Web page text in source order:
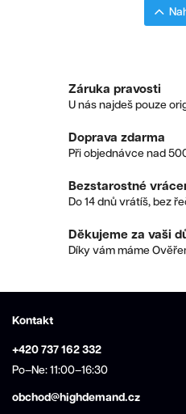
Záruka pravosti
U nás najdeš pouze
Doprava zdarma
Při objednávce nad
Bezstarostné
Do 14 dnů vrátíš, bez
Děkujeme za vaši
Díky vám máme
Kontakt
+420 737 162 332
Po–Ne: 11:00–16:30
obchod@highdemand.cz